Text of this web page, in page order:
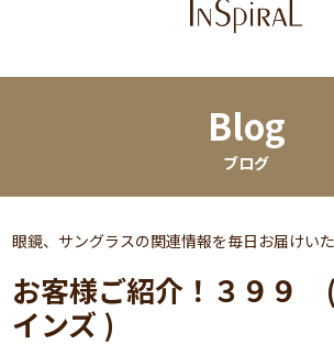
Blog
ブログ
眼鏡、サングラスの関連情報を毎日お届けい
お客様ご紹介！３９９
インズ )